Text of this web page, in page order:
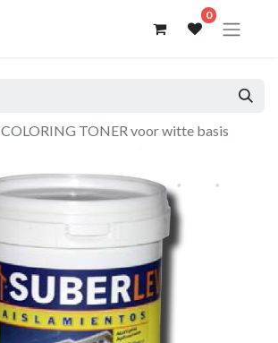
0
COLORING TONER voor witte basis